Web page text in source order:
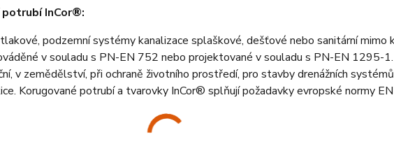
InCor®:
podzemní systémy kanalizace splaškové, dešťové nebo sanitární
v souladu s PN-EN 752 nebo projektované v souladu s PN-EN 1295-
v zemědělství, při ochraně životního prostředí, pro stavby drenážních
Korugované potrubí a tvarovky InCor® splňují požadavky evropské normy